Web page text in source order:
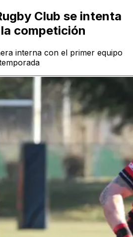
Club se intenta
competición
interna con el primer equipo